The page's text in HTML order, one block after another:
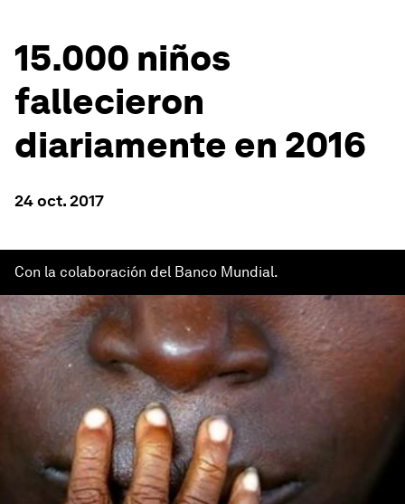
15.000 niños
fallecieron
diariamente en 2016
24 oct. 2017
Con la colaboración del Banco Mundial.